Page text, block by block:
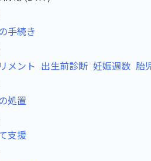
手続き
メント 出生前診断 妊娠週数 胎
処置
支援